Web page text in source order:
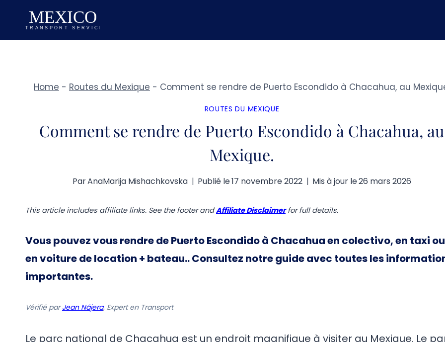
contenu
Home - Routes du Mexique - Comment se rendre de Puerto Escondido à Chacahua, au
ROUTES DU MEXIQUE
Comment se rendre de Puerto Escondido à Chacahua, au
Mexique.
ParAnaMarija Mishachkovska Publié le17 novembre 2022 Mis à jour le26 mars 2026
This article includes affiliate links. See the footer andAffiliate Disclaimerfor full details.
Vous pouvez vous rendre de Puerto Escondido à Chacahua en colectivo, en taxi ou
en voiture de location + bateau.. Consultez notre guide avec toutes les
importantes.
Vérifié parJean Nájera, Expert en Transport
Le parc national de Chacahua est un endroit magnifique à visiter au Mexique. Le